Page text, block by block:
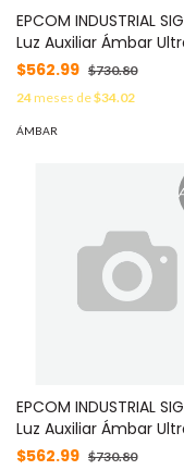
EPCOM INDUSTRIAL
Luz Auxiliar Ámbar
Brillante Para
Con Montaje
MOD: LTE335B
$562.99 $730.80
24meses de$34.02
ÁMBAR
EPCOM INDUSTRIAL
Luz Auxiliar Ámbar
Brillante Para
$562.99 $730.80